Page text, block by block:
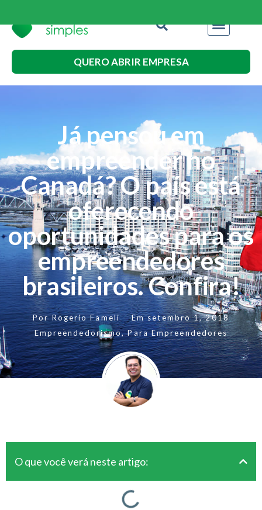
QUERO ABRIR EMPRESA
Já pensou em
empreender no
Canadá? O país está
oferecendo
oportunidades para os
empreendedores
brasileiros. Confira!
PorRogerio Fameli Em setembro 1, 2018
Empreendedorismo,Para Empreendedores
O que você verá neste artigo: